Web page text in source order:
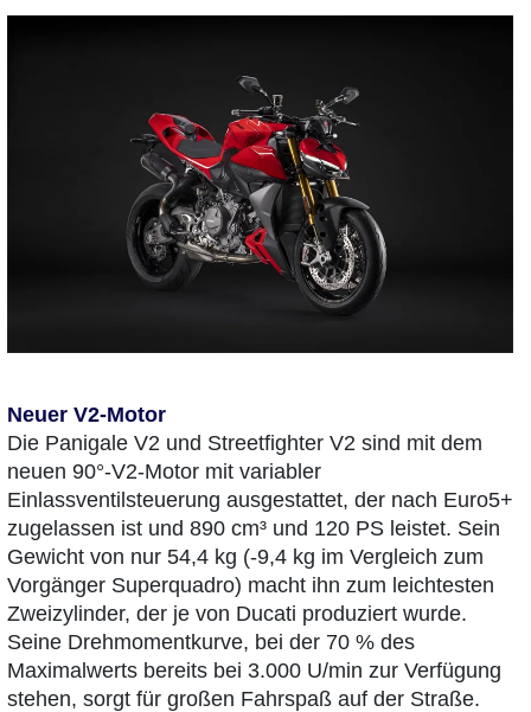
Neuer V2-Motor
Die Panigale V2 und Streetfighter V2 sind mit dem
neuen 90°-V2-Motor mit variabler
Einlassventilsteuerung ausgestattet, der nach Euro5+
zugelassen ist und 890 cm³ und 120 PS leistet. Sein
Gewicht von nur 54,4 kg (-9,4 kg im Vergleich zum
Vorgänger Superquadro) macht ihn zum leichtesten
Zweizylinder, der je von Ducati produziert wurde.
Seine Drehmomentkurve, bei der 70 % des
Maximalwerts bereits bei 3.000 U/min zur Verfügung
stehen, sorgt für großen Fahrspaß auf der Straße.